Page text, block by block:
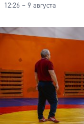
12:26 – 9 августа